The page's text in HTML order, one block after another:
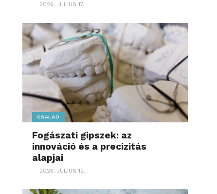
2026. JÚLIUS 17.
CSALÁD
Fogászati gipszek: az
innováció és a precizitás
alapjai
2026. JÚLIUS 12.